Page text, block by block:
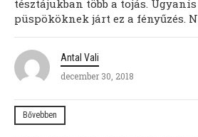
tésztájukban több a tojás.
püspököknek járt ez a fényűzés.
Antal Vali
december 30, 2018
Bővebben